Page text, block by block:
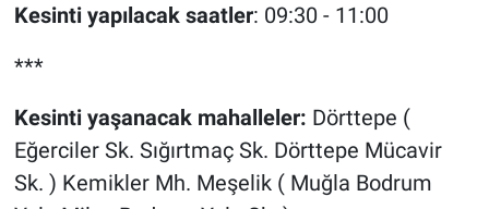
Kesinti yapılacak saatler: 09:30 - 11:00
***
Kesinti yaşanacak mahalleler: Dörttepe (
Eğerciler Sk. Sığırtmaç Sk. Dörttepe Mücavir
Sk. ) Kemikler Mh. Meşelik ( Muğla Bodrum